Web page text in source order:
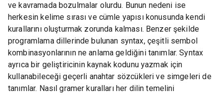
ve kavramada bozulmalar olurdu. Bunun nedeni ise
herkesin kelime sırası ve cümle yapısı konusunda kendi
kurallarını oluşturmak zorunda kalması. Benzer şekilde
programlama dillerinde bulunan syntax, çeşitli sembol
kombinasyonlarının ne anlama geldiğini tanımlar. Syntax
ayrıca bir geliştiricinin kaynak kodunu yazmak için
kullanabileceği geçerli anahtar sözcükleri ve simgeleri de
tanımlar. Nasıl gramer kuralları her dilin temelini